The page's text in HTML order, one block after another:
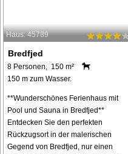
Haus: 45789
Bredfjed
8 Personen, 150 m²
150 m zum Wasser.
**Wunderschönes Ferienhaus mit
Pool und Sauna in Bredfjed**
Entdecken Sie den perfekten
Rückzugsort in der malerischen
Gegend von Bredfjed, nur einen